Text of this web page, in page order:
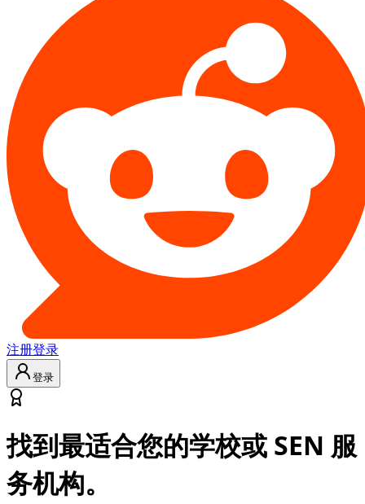
注册登录
登录
找到最适合您的学校或 SEN 服
务机构。